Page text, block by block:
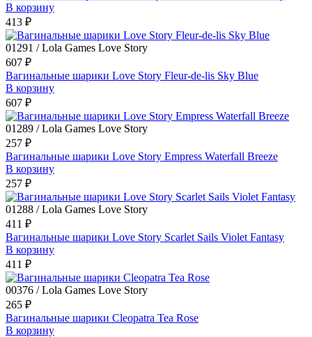
В корзину
413 ₽
01291 / Lola Games Love Story
607 ₽
Вагинальные шарики Love Story Fleur-de-lis Sky Blue
В корзину
607 ₽
01289 / Lola Games Love Story
257 ₽
Вагинальные шарики Love Story Empress Waterfall Breeze
В корзину
257 ₽
01288 / Lola Games Love Story
411 ₽
Вагинальные шарики Love Story Scarlet Sails Violet Fantasy
В корзину
411 ₽
00376 / Lola Games Love Story
265 ₽
Вагинальные шарики Cleopatra Tea Rose
В корзину